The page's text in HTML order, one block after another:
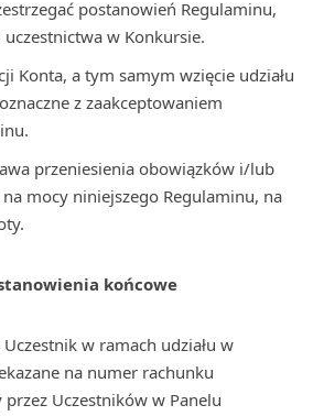
postanowień Regulaminu,
w Konkursie.
Konta, a tym samym wzięcie udziału
z zaakceptowaniem
przeniesienia obowiązków i/lub
mocy niniejszego Regulaminu, na
końcowe
Uczestnik w ramach udziału w
na numer rachunku
Uczestników w Panelu